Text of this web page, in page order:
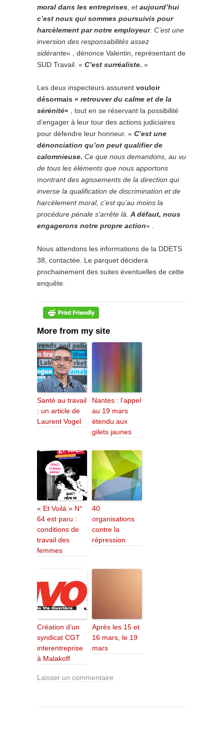
moral dans les entreprises , etaujourd’hui
c’est nous qui sommes poursuivis pour
harcèlement par notre employeur. C’est une
inversion des responsabilités assez
sidérante« , dénonce Valentin, représentant de
SUD Travail. « C’est surréaliste. »
Les deux inspecteurs assurent vouloir
désormais « retrouver du calme et de la
sérénité«
, tout en se réservant la possibilité
d’engager à leur tour des actions judiciaires
pour défendre leur honneur. « C’est une
dénonciation qu’on peut qualifier de
calomnieuse. Ce que nous demandons, au vu
de tous les éléments que nous apportons
montrant des agissements de la direction qui
inverse la qualification de discrimination et de
harcèlement moral, c’est qu’au moins la
procédure pénale s’arrête là. A défaut, nous
engagerons notre propre action« .
Nous attendons les informations de la DDETS
38, contactée. Le parquet décidera
prochainement des suites éventuelles de cette
enquête.
More from my site
Santé au travail
: un article de
Laurent Vogel
Nantes : l’appel
au 19 mars
étendu aux
gilets jaunes
« Et Voilà » N°
64 est paru :
conditions de
travail des
femmes
40
organisations
contre la
répression
Création d’un
syndicat CGT
interentreprise
à Malakoff
Après les 15 et
16 mars, le 19
mars
Laisser un commentaire